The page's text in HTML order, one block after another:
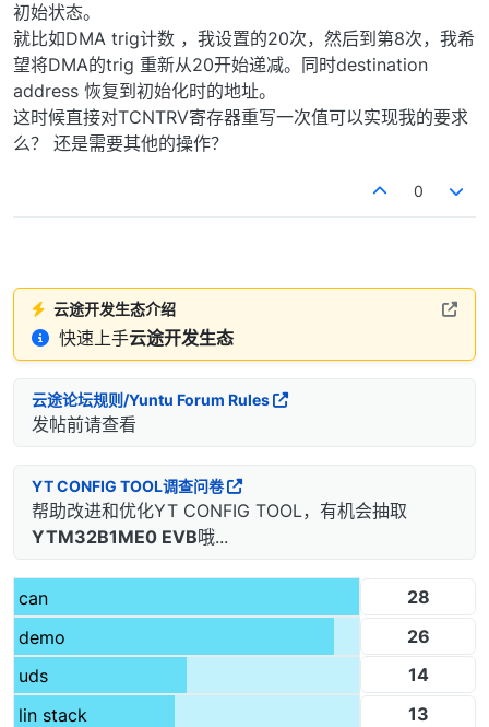
初始状态。
就比如DMA trig计数 ，我设置的20次，然后到第8次，我希
望将DMA的trig 重新从20开始递减。同时destination
address 恢复到初始化时的地址。
这时候直接对TCNTRV寄存器重写一次值可以实现我的要求
么？ 还是需要其他的操作？
0
云途开发生态介绍
快速上手云途开发生态
云途论坛规则/Yuntu Forum Rules
发帖前请查看
YT CONFIG TOOL调查问卷
帮助改进和优化YT CONFIG TOOL，有机会抽取
YTM32B1ME0 EVB哦...
can
28
demo
26
uds
14
lin stack
13